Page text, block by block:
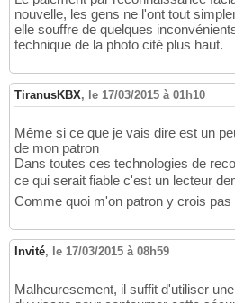
nouvelle, les gens ne l'ont tout
elle souffre de quelques
technique de la photo cité plus haut.
TiranusKBX, le 17/03/2015 à 01h10
Même si ce que je vais dire est un
de mon patron
Dans toutes ces technologies de
ce qui serait fiable c'est un lecteur
Comme quoi m'on patron y crois pas
Invité, le 17/03/2015 à 08h59
Malheuresement, il suffit d'utiliser